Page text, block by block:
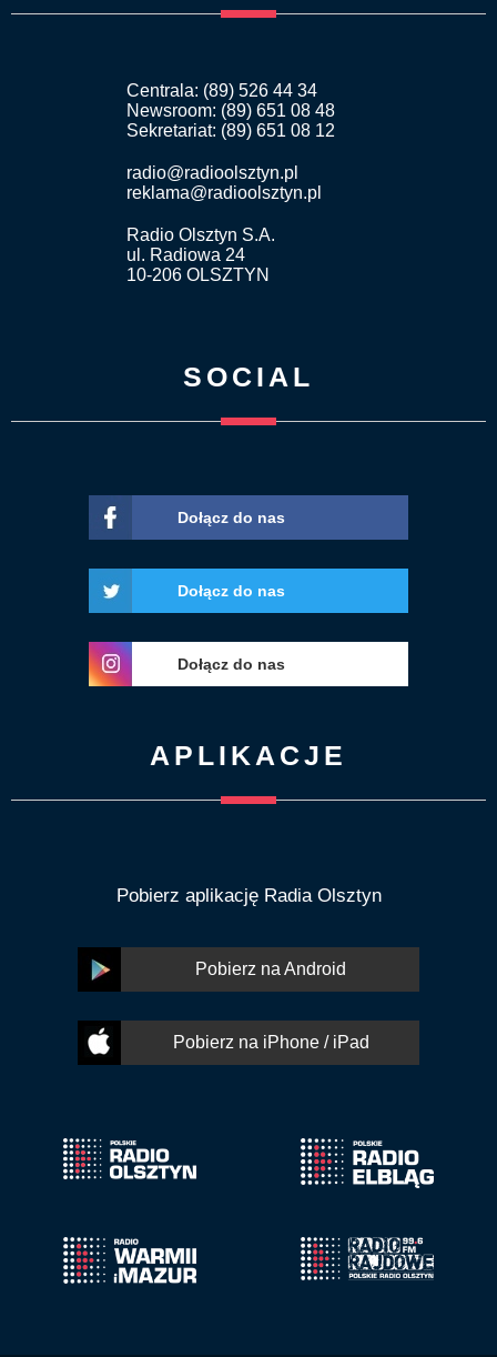
Centrala: (89) 526 44 34
Newsroom: (89) 651 08 48
Sekretariat: (89) 651 08 12
radio@radioolsztyn.pl
reklama@radioolsztyn.pl
Radio Olsztyn S.A.
ul. Radiowa 24
10-206 OLSZTYN
SOCIAL
Dołącz do nas
Dołącz do nas
Dołącz do nas
APLIKACJE
Pobierz aplikację Radia Olsztyn
Pobierz na Android
Pobierz na iPhone / iPad